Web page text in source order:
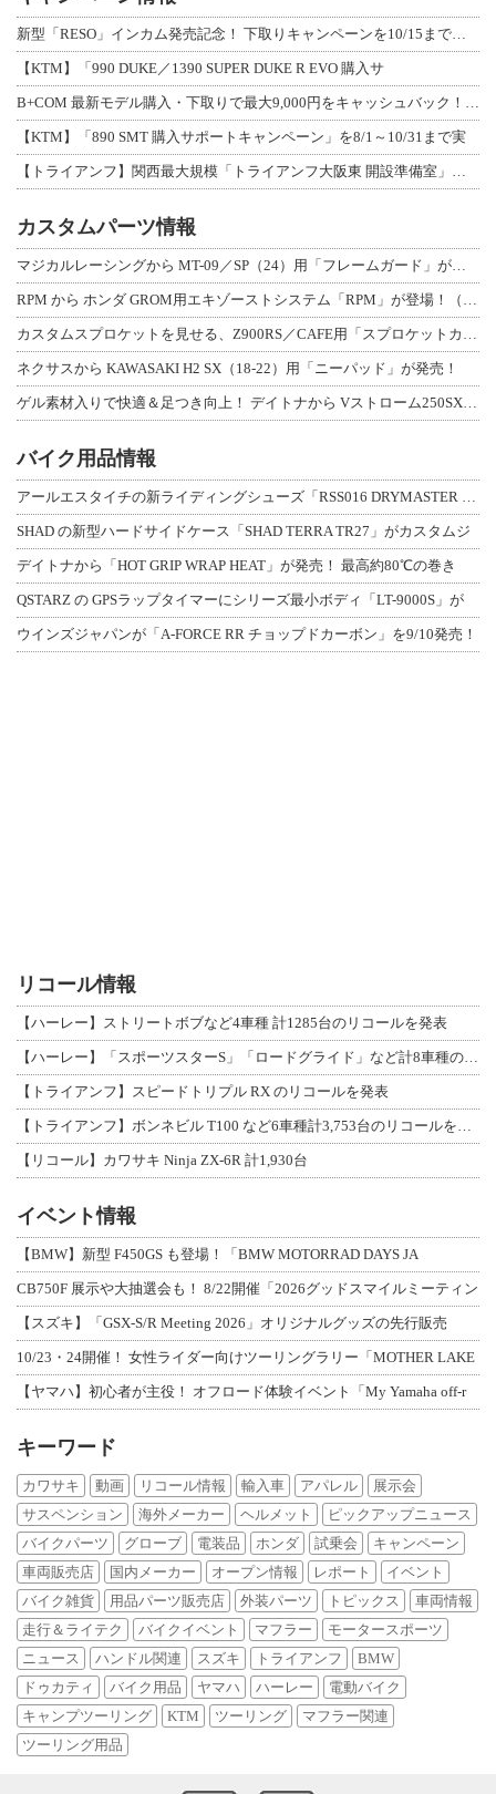
新型「RESO」インカム発売記念！ 下取りキャンペーンを10/15まで延長して開
【KTM】「990 DUKE／1390 SUPER DUKE R EVO 購入サ
B+COM 最新モデル購入・下取りで最大9,000円をキャッシュバック！「B+F
【KTM】「890 SMT 購入サポートキャンペーン」を8/1～10/31まで実
【トライアンフ】関西最大規模「トライアンフ大阪東 開設準備室」がオープン！ 限定
カスタムパーツ情報
マジカルレーシングから MT-09／SP（24）用「フレームガード」が登場！
RPM から ホンダ GROM用エキゾーストシステム「RPM」が登場！（動画あり
カスタムスプロケットを見せる、Z900RS／CAFE用「スプロケットカバーフルキ
ネクサスから KAWASAKI H2 SX（18-22）用「ニーパッド」が発売！
ゲル素材入りで快適＆足つき向上！ デイトナから Vストローム250SX用「快適ロ
バイク用品情報
アールエスタイチの新ライディングシューズ「RSS016 DRYMASTER スト
SHAD の新型ハードサイドケース「SHAD TERRA TR27」がカスタムジ
デイトナから「HOT GRIP WRAP HEAT」が発売！ 最高約80℃の巻き
QSTARZ の GPSラップタイマーにシリーズ最小ボディ「LT-9000S」が
ウインズジャパンが「A-FORCE RR チョップドカーボン」を9/10発売！
リコール情報
【ハーレー】ストリートボブなど4車種 計1285台のリコールを発表
【ハーレー】「スポーツスターS」「ロードグライド」など計8車種のリコールを発表
【トライアンフ】スピードトリプル RX のリコールを発表
【トライアンフ】ボンネビル T100 など6車種計3,753台のリコールを発表
【リコール】カワサキ Ninja ZX-6R 計1,930台
イベント情報
【BMW】新型 F450GS も登場！「BMW MOTORRAD DAYS JA
CB750F 展示や大抽選会も！ 8/22開催「2026グッドスマイルミーティン
【スズキ】「GSX-S/R Meeting 2026」オリジナルグッズの先行販売
10/23・24開催！ 女性ライダー向けツーリングラリー「MOTHER LAKE
【ヤマハ】初心者が主役！ オフロード体験イベント「My Yamaha off-r
キーワード
カワサキ 動画 リコール情報 輸入車 アパレル
展示会
サスペンション
海外メーカー ヘルメット
ピックアップニュース
バイクパーツ
グローブ 電装品 ホンダ 試乗会
キャンペーン
車両販売店
国内メーカー オープン情報 レポート
イベント
バイク雑貨
用品パーツ販売店 外装パーツ トピックス
車両情報
走行＆ライテク
バイクイベント マフラー
モータースポーツ
ニュース
ハンドル関連 スズキ トライアンフ
BMW
ドゥカティ
バイク用品 ヤマハ ハーレー
電動バイク
キャンプツーリング
KTM ツーリング
マフラー関連
ツーリング用品